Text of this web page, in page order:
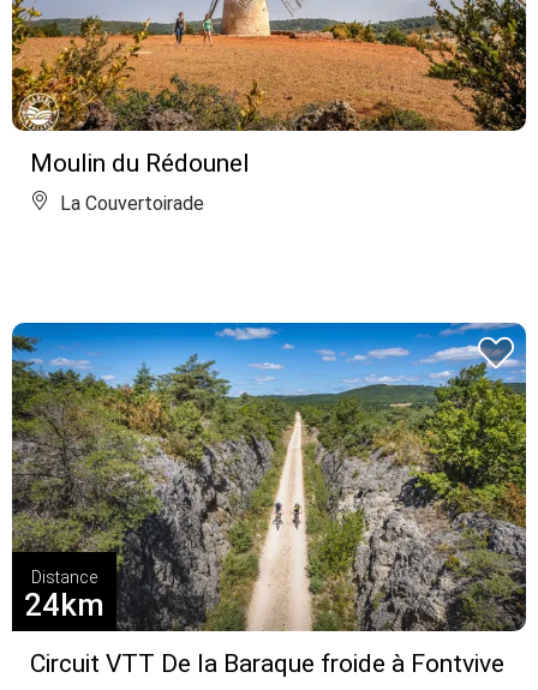
Moulin du Rédounel
La Couvertoirade
Circuit VTT De la Baraque froide à Fontvive
Distance
24km